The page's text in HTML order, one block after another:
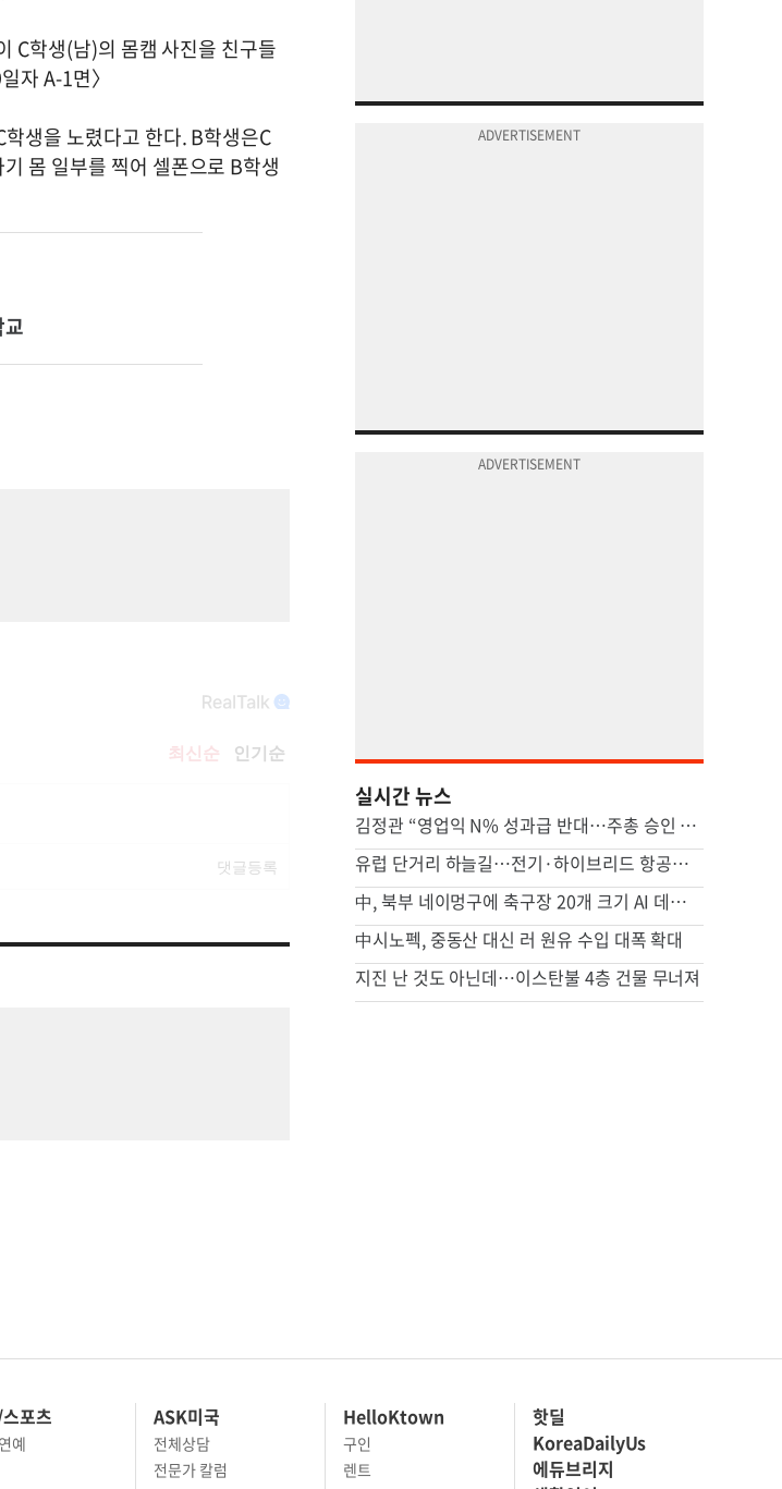
C학생(남)의 몸캠 사진을 친구들
자 A-1면〉
생을 노렸다고 한다. B학생은C
몸 일부를 찍어 셀폰으로 B학생
실시간 뉴스
김정관 “영업익 N% 성과급 반대…주총 승인 거치도록 상법 개정 논의”
유럽 단거리 하늘길…전기·하이브리드 항공기 시대 오나
中, 북부 네이멍구에 축구장 20개 크기 AI 데이터센터 가동
中시노펙, 중동산 대신 러 원유 수입 대폭 확대
지진 난 것도 아닌데…이스탄불 4층 건물 무너져
포츠
예
ASK미국
전체상담
전문가 칼럼
HelloKtown
구인
렌트
핫딜
KoreaDailyUs
에듀브리지